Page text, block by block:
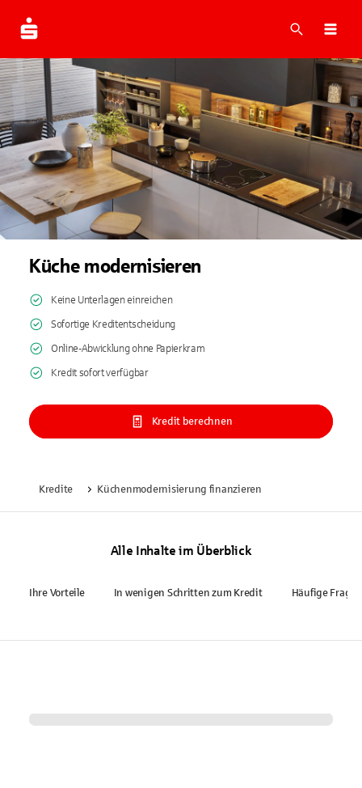
Suche
Küche modernisieren
Keine Unterlagen einreichen
Sofortige Kreditentscheidung
Online-Abwicklung ohne Papierkram
Kredit sofort verfügbar
Kredit berechnen
Kredite Küchenmodernisierung finanzieren
Alle Inhalte im Überblick
Ihre Vorteile In wenigen Schritten zum Kredit Häufige Fragen